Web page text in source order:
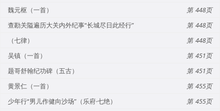
魏元枢（一首）
448
查勘关隘遍历大关内外纪事“长城尽日此经行”
448
（七律）
448
吴镇（一首）
451
题哥舒翰纪功碑（五古）
451
黄景仁（一首）
455
少年行“男儿作健向沙场”（乐府·七绝）
455